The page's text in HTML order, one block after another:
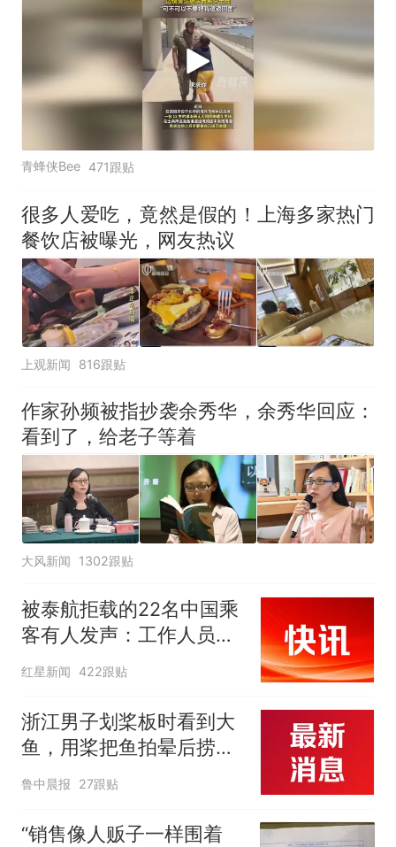
青蜂侠Bee 471跟贴
很多人爱吃，竟然是假的！上海多家热门
餐饮店被曝光，网友热议
上观新闻 816跟贴
作家孙频被指抄袭余秀华，余秀华回应：
看到了，给老子等着
大风新闻 1302跟贴
被泰航拒载的22名中国乘
客有人发声：工作人员承
诺免费改签，最后却自费
买机票回国
红星新闻 422跟贴
浙江男子划桨板时看到大
鱼，用桨把鱼拍晕后捞
起；当事人：鱼重7斤6
味道很好
鲁中晨报 27跟贴
“销售像人贩子一样围着